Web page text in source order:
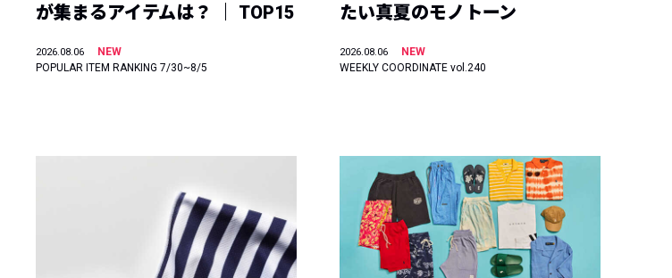
が集まるアイテムは？ ｜ TOP15
2026.08.06
NEW
POPULAR ITEM RANKING 7/30~8/5
たい真夏のモノトーン
2026.08.06
NEW
WEEKLY COORDINATE vol.240